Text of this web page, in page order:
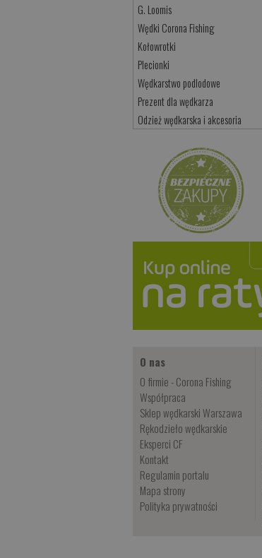
G. Loomis
Wędki Corona Fishing
Kołowrotki
Plecionki
Wędkarstwo podlodowe
Prezent dla wędkarza
Odzież wędkarska i akcesoria
O nas
O firmie - Corona Fishing
Współpraca
Sklep wędkarski Warszawa
Rękodzieło wędkarskie
Eksperci CF
Kontakt
Regulamin portalu
Mapa strony
Polityka prywatności